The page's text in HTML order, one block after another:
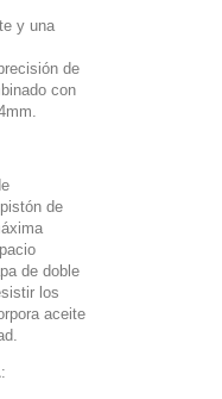
y una
de
con
de
de doble
los
aceite
: